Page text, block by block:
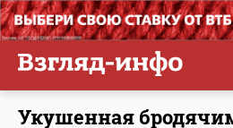
Укушенная